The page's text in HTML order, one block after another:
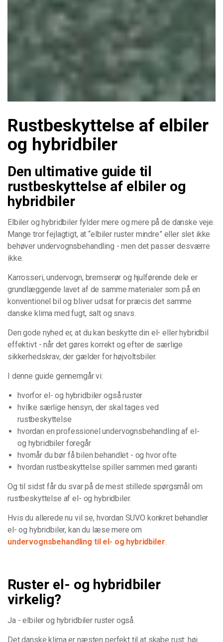
Rustbeskyttelse af elbiler
og hybridbiler
Den ultimative guide til
rustbeskyttelse af elbiler og
hybridbiler
Elbiler og hybridbiler fylder mere og mere på de danske veje.
Mange tror fejlagtigt, at “elbiler ruster mindre” eller slet ikke
behøver undervognsbehandling - men det passer desværre
ikke.
Karrosseri, undervogn, bremserør og hjulførende dele er
grundlæggende lavet af de samme materialer som på en
konventionel bil og bliver udsat for præcis det samme
danske klima med fugt, salt og snavs.
Den gode nyhed er, at du kan beskytte din el- eller hybridbil
effektivt - når det gøres korrekt og efter de særlige
sikkerhedskrav, der gælder for højvoltsbiler.
I denne guide gennemgår vi:
hvorfor el- og hybridbiler også ruster
hvilke særlige hensyn, der skal tages ved
rustbeskyttelse
hvordan en professionel undervognsbehandling af el-
og hybridbiler foregår
hvornår du bør få bilen behandlet - og hvor ofte
hvordan rustbeskyttelse spiller sammen med garanti
Og til sidst får du svar på de mest stillede spørgsmål om
rustbeskyttelse af el- og hybridbiler.
Hvis du allerede nu vil se, hvordan SUVO konkret behandler
el- og hybridbiler, kan du læse mere om
undervognsbehandling til el- og hybridbiler.
Ruster el- og hybridbiler
virkelig?
Ja - elbiler og hybridbiler ruster også.
Det danske klima er næsten perfekt til at skabe rust: høj